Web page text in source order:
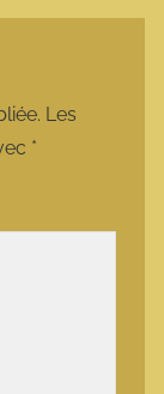
Les
*